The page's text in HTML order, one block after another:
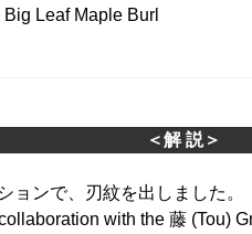
Leaf Maple Burl
＜解 説＞
ョンで、刃紋を出しました。
with the 藤 (Tou)